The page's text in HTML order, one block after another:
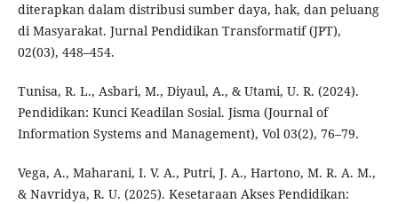
diterapkan dalam distribusi sumber daya, hak, dan peluang
di Masyarakat. Jurnal Pendidikan Transformatif (JPT),
02(03), 448–454.
Tunisa, R. L., Asbari, M., Diyaul, A., & Utami, U. R. (2024).
Pendidikan: Kunci Keadilan Sosial. Jisma (Journal of
Information Systems and Management), Vol 03(2), 76–79.
Vega, A., Maharani, I. V. A., Putri, J. A., Hartono, M. R. A. M.,
& Navridya, R. U. (2025). Kesetaraan Akses Pendidikan: